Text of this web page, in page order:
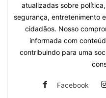
atualizadas sobre
segurança, entretenimento
cidadãos. Nosso
informada com
contribuindo para uma
Facebook